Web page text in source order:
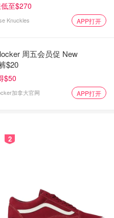
至$270
Knuckles APP打开
周五会员促 New
$20
$50
加拿大官网 APP打开
2